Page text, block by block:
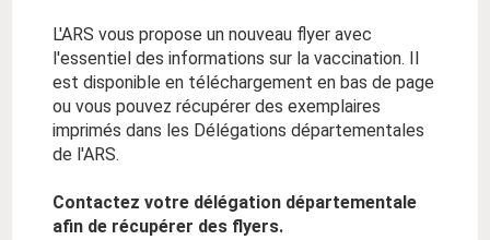
L'ARS vous propose un nouveau flyer avec
l'essentiel des informations sur la vaccination. Il
est disponible en téléchargement en bas de page
ou vous pouvez récupérer des exemplaires
imprimés dans les Délégations départementales
de l'ARS.
Contactez votre délégation départementale
afin de récupérer des flyers.